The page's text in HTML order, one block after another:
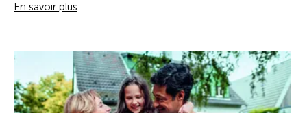
En savoir plus